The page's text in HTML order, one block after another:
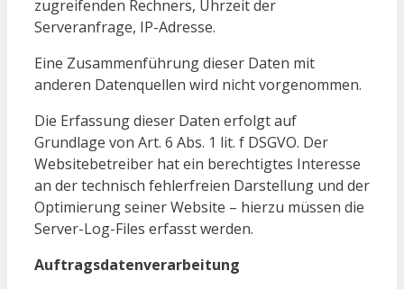
zugreifenden Rechners, Uhrzeit der
Serveranfrage, IP-Adresse.
Eine Zusammenführung dieser Daten mit
anderen Datenquellen wird nicht vorgenommen.
Die Erfassung dieser Daten erfolgt auf
Grundlage von Art. 6 Abs. 1 lit. f DSGVO. Der
Websitebetreiber hat ein berechtigtes Interesse
an der technisch fehlerfreien Darstellung und der
Optimierung seiner Website – hierzu müssen die
Server-Log-Files erfasst werden.
Auftragsdatenverarbeitung